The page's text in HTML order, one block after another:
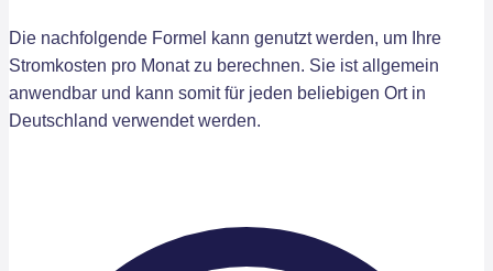
Die nachfolgende Formel kann genutzt werden, um Ihre
Stromkosten pro Monat zu berechnen. Sie ist allgemein
anwendbar und kann somit für jeden beliebigen Ort in
Deutschland verwendet werden.